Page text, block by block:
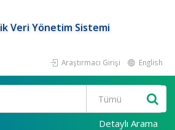
Veri Yönetim Sistemi
Araştırmacı Girişi English
Detaylı Arama